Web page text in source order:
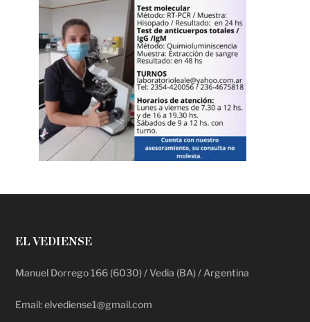
EL VEDIENSE
Manuel Dorrego 166 (6030) / Vedia (BA) / Argentina
Email: elvediense1@gmail.com